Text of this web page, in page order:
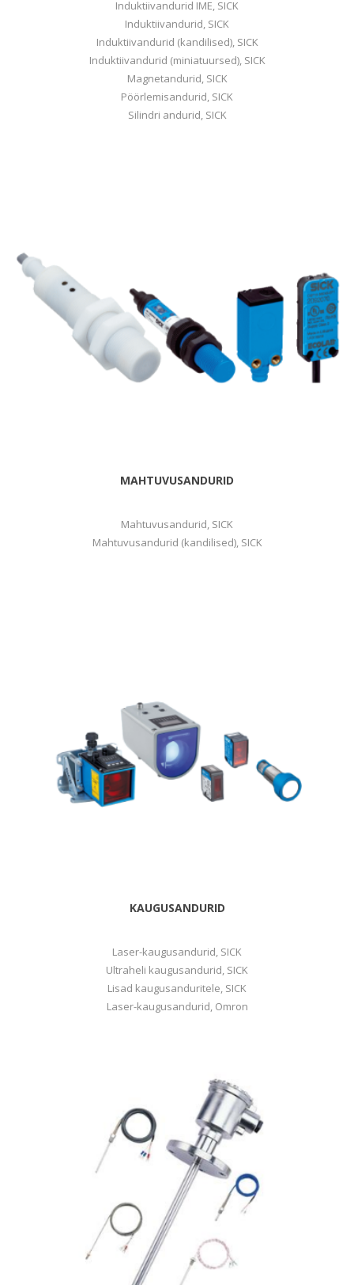
Induktiivandurid IME, SICK
Induktiivandurid, SICK
Induktiivandurid (kandilised), SICK
Induktiivandurid (miniatuursed), SICK
Magnetandurid, SICK
Pöörlemisandurid, SICK
Silindri andurid, SICK
MAHTUVUSANDURID
Mahtuvusandurid, SICK
Mahtuvusandurid (kandilised), SICK
KAUGUSANDURID
Laser-kaugusandurid, SICK
Ultraheli kaugusandurid, SICK
Lisad kaugusanduritele, SICK
Laser-kaugusandurid, Omron